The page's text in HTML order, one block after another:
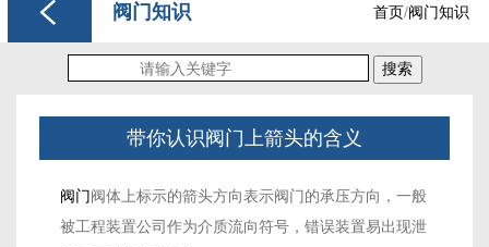
阀门知识 首页/阀门知识
搜索
带你认识阀门上箭头的含义
阀门阀体上标示的箭头方向表示阀门的承压方向，一般
被工程装置公司作为介质流向符号，错误装置易出现泄